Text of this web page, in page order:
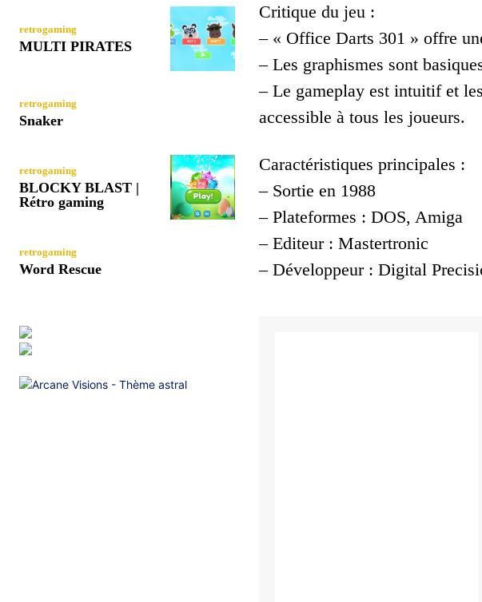
retrogaming
MULTI PIRATES
retrogaming
Snaker
retrogaming
BLOCKY BLAST |
Rétro gaming
retrogaming
Word Rescue
Critique du jeu :
– « Office Darts 301 » offre
– Les graphismes sont
– Le gameplay est intuitif et
accessible à tous les joueurs.
Caractéristiques principales :
– Sortie en 1988
– Plateformes : DOS, Amiga
– Editeur : Mastertronic
– Développeur : Digital